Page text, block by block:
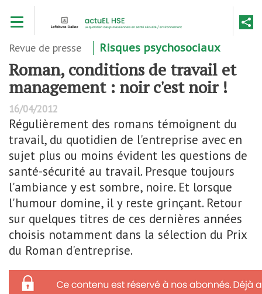
contenu
Revue de presse Risques psychosociaux
Roman, conditions de travail et
management : noir c'est noir !
16/04/2012
Régulièrement des romans témoignent du
travail, du quotidien de l'entreprise avec en
sujet plus ou moins évident les questions de
santé-sécurité au travail. Presque toujours
l'ambiance y est sombre, noire. Et lorsque
l'humour domine, il y reste grinçant. Retour
sur quelques titres de ces dernières années
choisis notamment dans la sélection du Prix
du Roman d'entreprise.